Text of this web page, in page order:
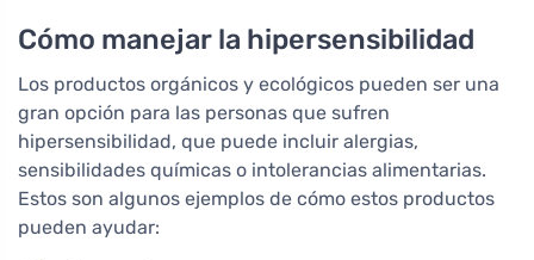
Cómo manejar la hipersensibilidad
Los productos orgánicos y ecológicos pueden ser una
gran opción para las personas que sufren
hipersensibilidad, que puede incluir alergias,
sensibilidades químicas o intolerancias alimentarias.
Estos son algunos ejemplos de cómo estos productos
pueden ayudar: